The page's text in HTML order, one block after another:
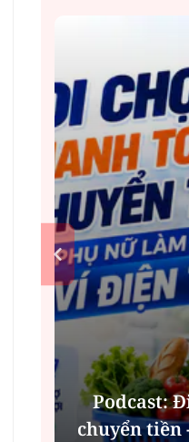
Podcast:
chuyển tiền